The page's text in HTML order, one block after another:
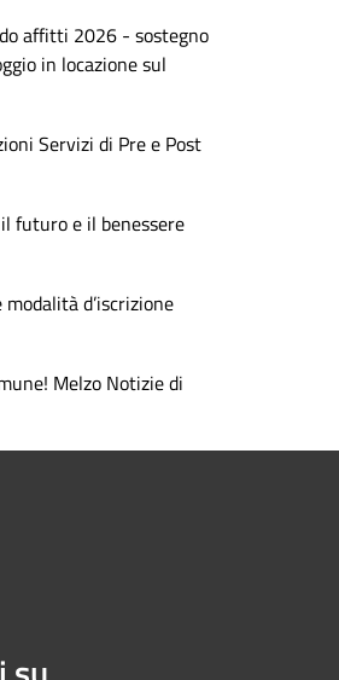
affitti 2026 - sostegno
in locazione sul
Servizi di Pre e Post
futuro e il benessere
d’iscrizione
Melzo Notizie di